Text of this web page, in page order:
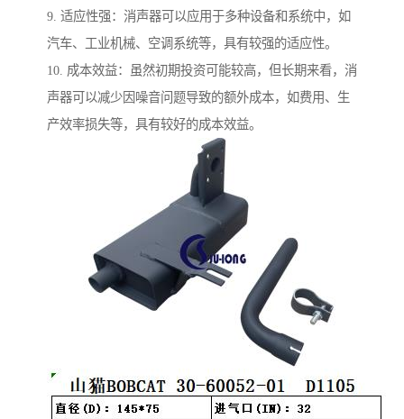
9. 适应性强：消声器可以应用于多种设备和系统中，如
汽车、工业机械、空调系统等，具有较强的适应性。
10. 成本效益：虽然初期投资可能较高，但长期来看，消
声器可以减少因噪音问题导致的额外成本，如费用、生
产效率损失等，具有较好的成本效益。